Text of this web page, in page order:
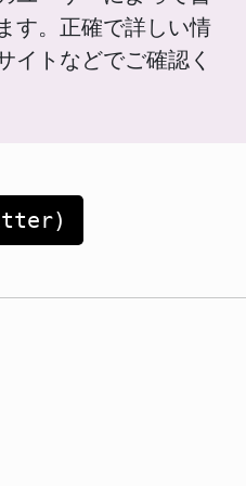
す。正確で詳しい情
イトなどでご確認く